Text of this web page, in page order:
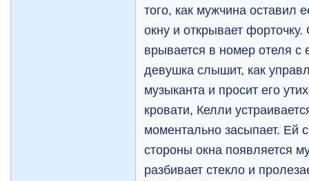
того, как мужчина оставил
окну и открывает
врывается в номер отеля
девушка слышит, как
музыканта и просит его
кровати, Келли
моментально засыпает. Ей
стороны окна появляется
разбивает стекло и